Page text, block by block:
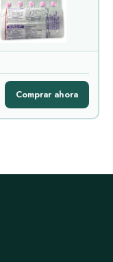
Comprar ahora